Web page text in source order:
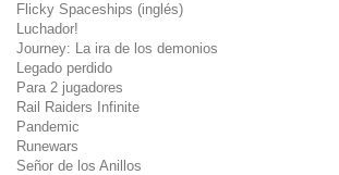
Flicky Spaceships (inglés)
Luchador!
Journey: La ira de los demonios
Legado perdido
Para 2 jugadores
Rail Raiders Infinite
Pandemic
Runewars
Señor de los Anillos